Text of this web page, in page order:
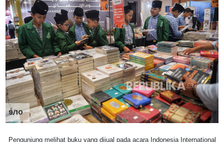
9/10
Pengunjung melihat buku yang dijual pada acara Indonesia International